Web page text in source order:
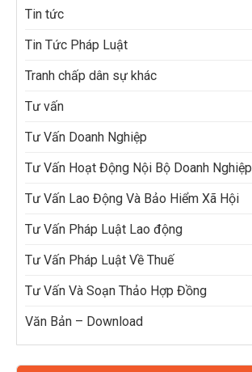
Tin tức
Tin Tức Pháp Luật
Tranh chấp dân sự khác
Tư vấn
Tư Vấn Doanh Nghiệp
Tư Vấn Hoạt Động Nội Bộ Doanh Nghiệp
Tư Vấn Lao Động Và Bảo Hiểm Xã Hội
Tư Vấn Pháp Luật Lao động
Tư Vấn Pháp Luật Về Thuế
Tư Vấn Và Soạn Thảo Hợp Đồng
Văn Bản – Download